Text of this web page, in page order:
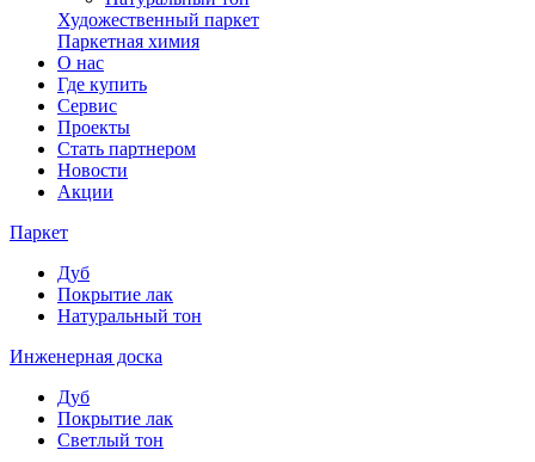
Художественный паркет
Паркетная химия
О нас
Где купить
Сервис
Проекты
Стать партнером
Новости
Акции
Паркет
Дуб
Покрытие лак
Натуральный тон
Инженерная доска
Дуб
Покрытие лак
Светлый тон